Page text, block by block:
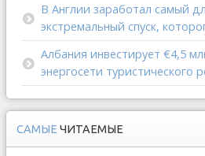
В Англии заработал самый
экстремальный спуск,
Албания инвестирует €4,5
энергосети туристического
САМЫЕ ЧИТАЕМЫЕ